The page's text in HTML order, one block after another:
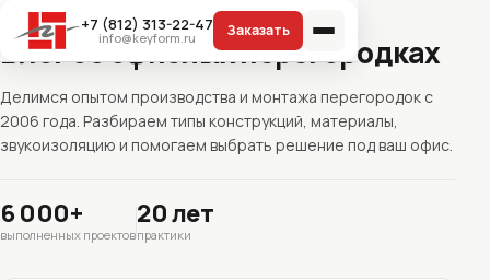
+7 (812) 313-22-47
info@keyform.ru
Главная/Блог
Блог об офисных перегородках
Делимся опытом производства и монтажа перегородок с
2006 года. Разбираем типы конструкций, материалы,
звукоизоляцию и помогаем выбрать решение под ваш офис.
6 000+
выполненных проектов
20 лет
практики